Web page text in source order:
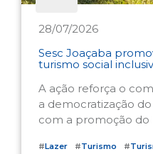
28/07/2026
Sesc Joaçaba
turismo social
A ação reforça o
a democratização
com a promoção do
#Lazer #Turismo #